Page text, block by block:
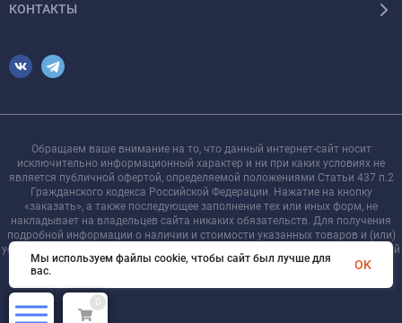
КОНТАКТЫ
Обращаем ваше внимание на то, что данный интернет-сайт носит
исключительно информационный характер и ни при каких условиях не
является публичной офертой, определяемой положениями Статьи 437 п.2
Гражданского кодекса Российской Федерации. Нажатие на кнопку
«заказать», а также последующее заполнение тех или иных форм, не
накладывает на владельцев сайта никаких обязательств. Для получения
подробной информации о наличии и стоимости указанных товаров и (или)
услуг, пожалуйста, обращайтесь к менеджеру сайта с помощью специальной
формы связи или по телефону +7 921 755-09-90
0
Мы используем файлы cookie, чтобы сайт был лучше для
вас.
OK